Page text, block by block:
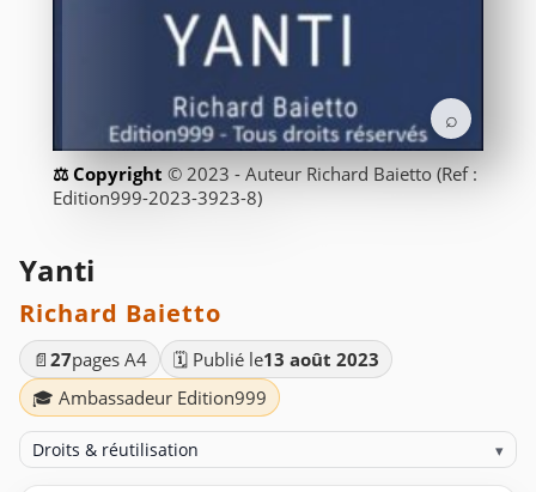
⌕
© 2023 - Auteur Richard Baietto (Ref :
Edition999-2023-3923-8)
Yanti
Richard Baietto
📄 27pages A4 🗓️ Publié le13 août 2023
🎓 Ambassadeur Edition999
Droits & réutilisation ▾